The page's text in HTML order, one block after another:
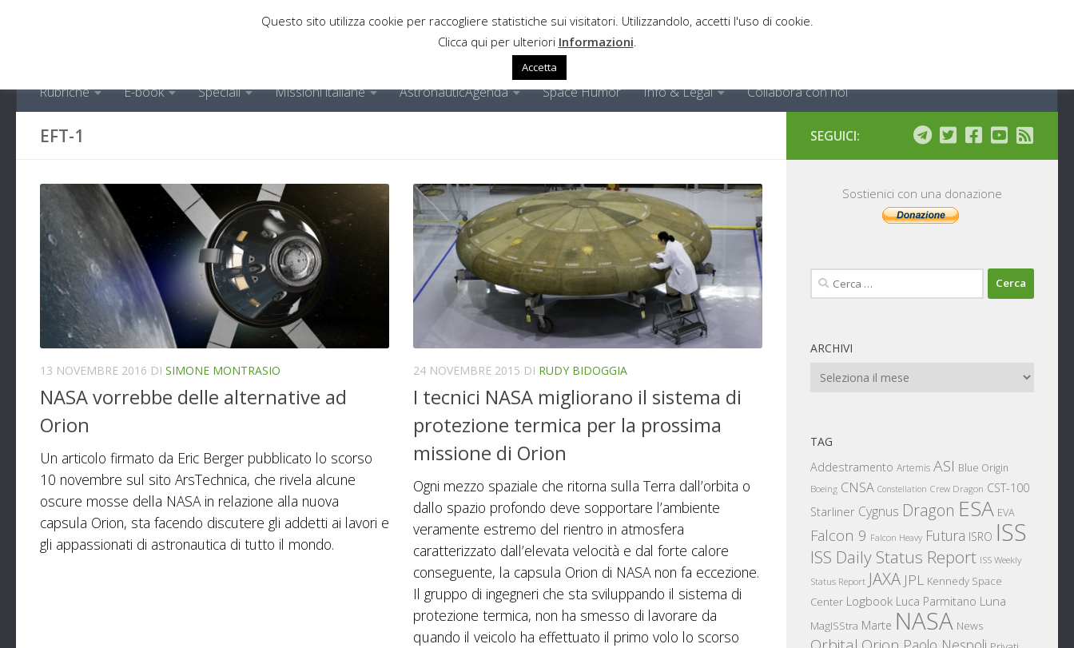
Rubriche E-book Speciali Missioni italiane AstronauticAgenda Space Humor Info & Legal Collabora con noi
EFT-1
13 NOVEMBRE 2016 DI SIMONE MONTRASIO
NASA vorrebbe delle alternative ad
Orion
Un articolo firmato da Eric Berger pubblicato lo scorso
10 novembre sul sito ArsTechnica, che rivela alcune
oscure mosse della NASA in relazione alla nuova
capsula Orion, sta facendo discutere gli addetti ai lavori e
gli appassionati di astronautica di tutto il mondo.
24 NOVEMBRE 2015 DI RUDY BIDOGGIA
I tecnici NASA migliorano il sistema di
protezione termica per la prossima
missione di Orion
Ogni mezzo spaziale che ritorna sulla Terra dall’orbita o
dallo spazio profondo deve sopportare l’ambiente
veramente estremo del rientro in atmosfera
caratterizzato dall’elevata velocità e dal forte calore
conseguente, la capsula Orion di NASA non fa eccezione.
Il gruppo di ingegneri che sta sviluppando il sistema di
protezione termica, non ha smesso di lavorare da
quando il veicolo ha effettuato il primo volo lo scorso
SEGUICI:
Sostienici con una donazione
Ricerca
per:
ARCHIVI
Archivi
TAG
Addestramento Artemis ASI Blue Origin
Boeing CNSA Constellation Crew Dragon CST-100
Starliner Cygnus Dragon ESA EVA
Falcon 9 Falcon Heavy Futura ISRO ISS
ISS Daily Status Report ISS Weekly
Status Report JAXA JPL Kennedy Space
Center Logbook Luca Parmitano Luna
MagISStra Marte NASA News
Questo sito utilizza cookie per raccogliere statistiche sui visitatori. Utilizzandolo, accetti l'uso di cookie.
Clicca qui per ulteriori Informazioni
Accetta